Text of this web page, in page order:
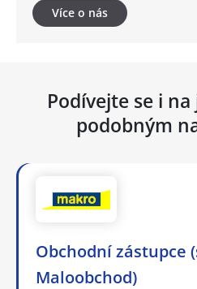
Více o nás
Podívejte se i
podobným
Obchodní zástupce
Maloobchod)